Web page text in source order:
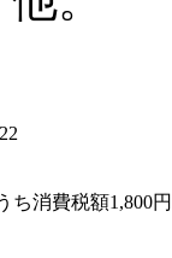
ち消費税額1,800